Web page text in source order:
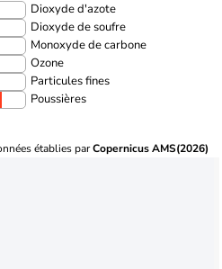
Dioxyde d'azote
Dioxyde de soufre
Monoxyde de carbone
Ozone
Particules fines
Poussières
établies parCopernicus AMS(2026)